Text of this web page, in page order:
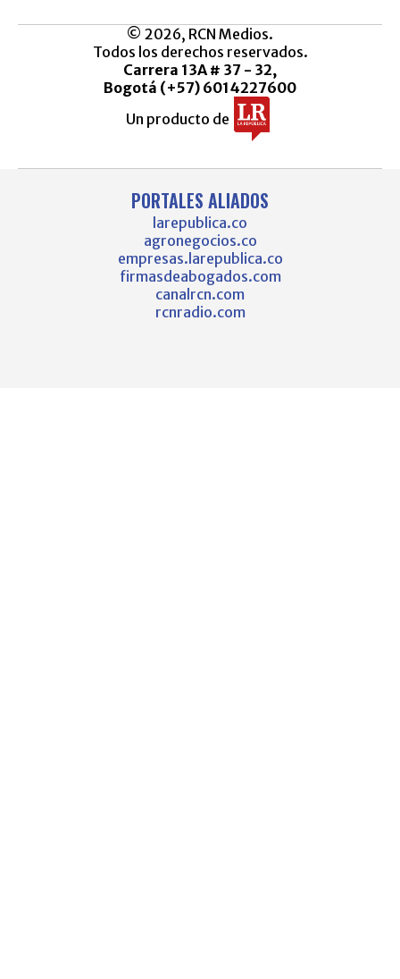
© 2026, RCN Medios.
Todos los derechos reservados.
Carrera 13A # 37 - 32,
Bogotá (+57) 6014227600
Un producto de
PORTALES ALIADOS
larepublica.co
agronegocios.co
empresas.larepublica.co
firmasdeabogados.com
canalrcn.com
rcnradio.com